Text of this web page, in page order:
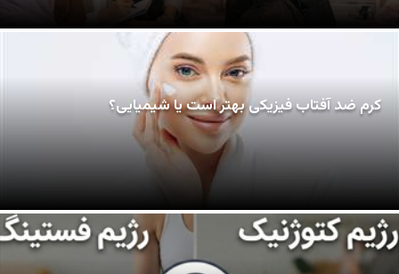
کرم ضد آفتاب فیزیکی بهتر است یا شیمیایی؟